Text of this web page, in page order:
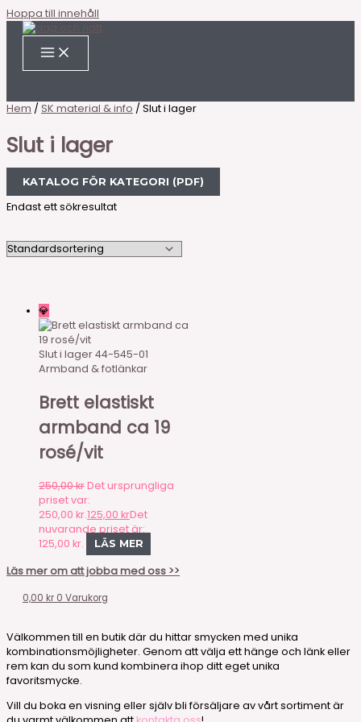
Hoppa till innehåll
Hem / SK material & info / Slut i lager
Slut i lager
KATALOG FÖR KATEGORI (PDF)
Endast ett sökresultat
💎
Slut i lager44-545-01
Armband & fotlänkar
Brett elastiskt
armband ca 19
rosé/vit
250,00krDet ursprungliga
priset var:
250,00 kr.125,00 krDet
nuvarande priset är:
125,00 kr.
LÄS MER
Läs mer om att jobba med oss >>
0,00 kr 0 Varukorg
Välkommen till en butik där du hittar smycken med unika
kombinationsmöjligheter. Genom att välja ett hänge och länk eller
rem kan du som kund kombinera ihop ditt eget unika
favoritsmycke.
Vill du boka en visning eller själv bli försäljare av vårt sortiment är